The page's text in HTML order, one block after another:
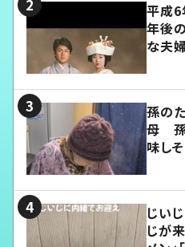
平成6
年後
な夫
孫の
母 孫
味しそ
じい
じが